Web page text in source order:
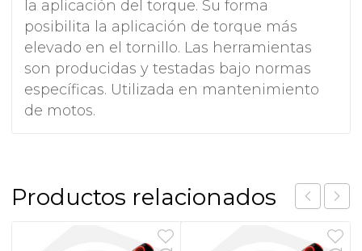
la aplicación del torque. Su forma
posibilita la aplicación de torque más
elevado en el tornillo. Las herramientas
son producidas y testadas bajo normas
específicas. Utilizada en mantenimiento
de motos.
Productos relacionados